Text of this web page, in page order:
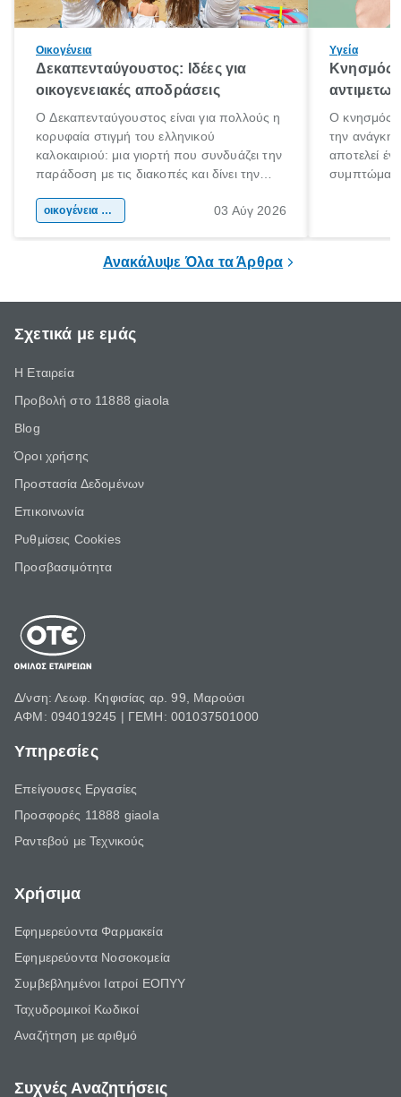
Οικογένεια
Δεκαπενταύγουστος: Ιδέες για
οικογενειακές αποδράσεις
Ο Δεκαπενταύγουστος είναι για πολλούς η
κορυφαία στιγμή του ελληνικού
καλοκαιριού: μια γιορτή που συνδυάζει την
παράδοση με τις διακοπές και δίνει την
χώρας. Είτε πρόκειται για λίγες μέρες
οικογένεια & παιδί 03 Αύγ 2026
Υγεία
Κνησμός:
Ο κνησμός
την ανάγκη
αποτελεί
Ανακάλυψε Όλα τα Άρθρα
Σχετικά με εμάς
Η Εταιρεία
Προβολή στο 11888 giaola
Blog
Όροι χρήσης
Προστασία Δεδομένων
Επικοινωνία
Ρυθμίσεις Cookies
Προσβασιμότητα
Δ/νση: Λεωφ. Κηφισίας αρ. 99, Μαρούσι
ΑΦΜ: 094019245 | ΓΕΜΗ: 001037501000
Υπηρεσίες
Επείγουσες Εργασίες
Προσφορές 11888 giaola
Ραντεβού με Τεχνικούς
Χρήσιμα
Εφημερεύοντα Φαρμακεία
Εφημερεύοντα Νοσοκομεία
Συμβεβλημένοι Ιατροί ΕΟΠΥΥ
Ταχυδρομικοί Κωδικοί
Αναζήτηση με αριθμό
Συχνές Αναζητήσεις